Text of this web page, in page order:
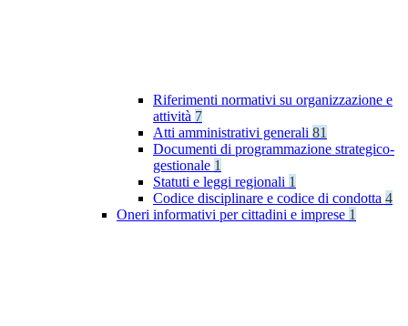
Riferimenti normativi su organizzazione e
attività 7
Atti amministrativi generali 81
Documenti di programmazione strategico-
gestionale 1
Statuti e leggi regionali 1
Codice disciplinare e codice di condotta 4
Oneri informativi per cittadini e imprese 1